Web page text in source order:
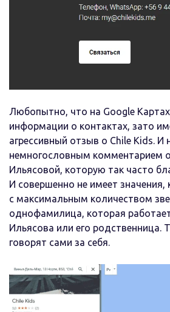
Любопытно, что на Google
информации о контактах, зато
агрессивный отзыв о Chile Kids. И
немногословным комментарием
Ильясовой, которую так часто
И совершенно не имеет значения,
с максимальным количеством
однофамилица, которая
Ильясова или его родственница.
говорят сами за себя.